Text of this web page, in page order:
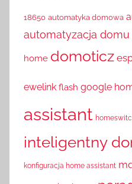
18650 automatyka domowa
automatyzacja domu
home domoticz
ewelink flash google
assistant
inteligentny
konfiguracja home assistant